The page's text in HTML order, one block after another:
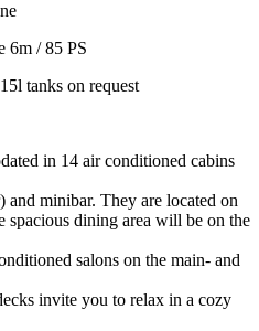
6m / 85 PS
tanks on request
in 14 air conditioned cabins
and minibar. They are located on
spacious dining area will be on the
salons on the main- and
invite you to relax in a cozy